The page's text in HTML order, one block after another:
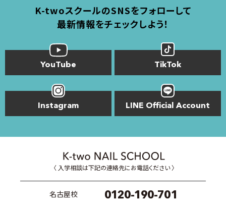
K-twoスクールのSNSをフォローして
最新情報をチェックしよう！
YouTube TikTok
Instagram LINE Official Account
〈 入学相談は下記の連絡先にお電話ください 〉
名古屋校 0120-190-701